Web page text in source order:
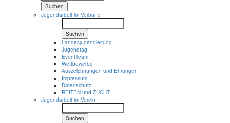
Suchen
Jugendarbeit im Verband
Suchen
Landesjugendleitung
Jugendtag
EventTeam
Wettbewerbe
Auszeichnungen und Ehrungen
Impressum
Datenschutz
REITEN und ZUCHT
Jugendarbeit im Verein
Suchen